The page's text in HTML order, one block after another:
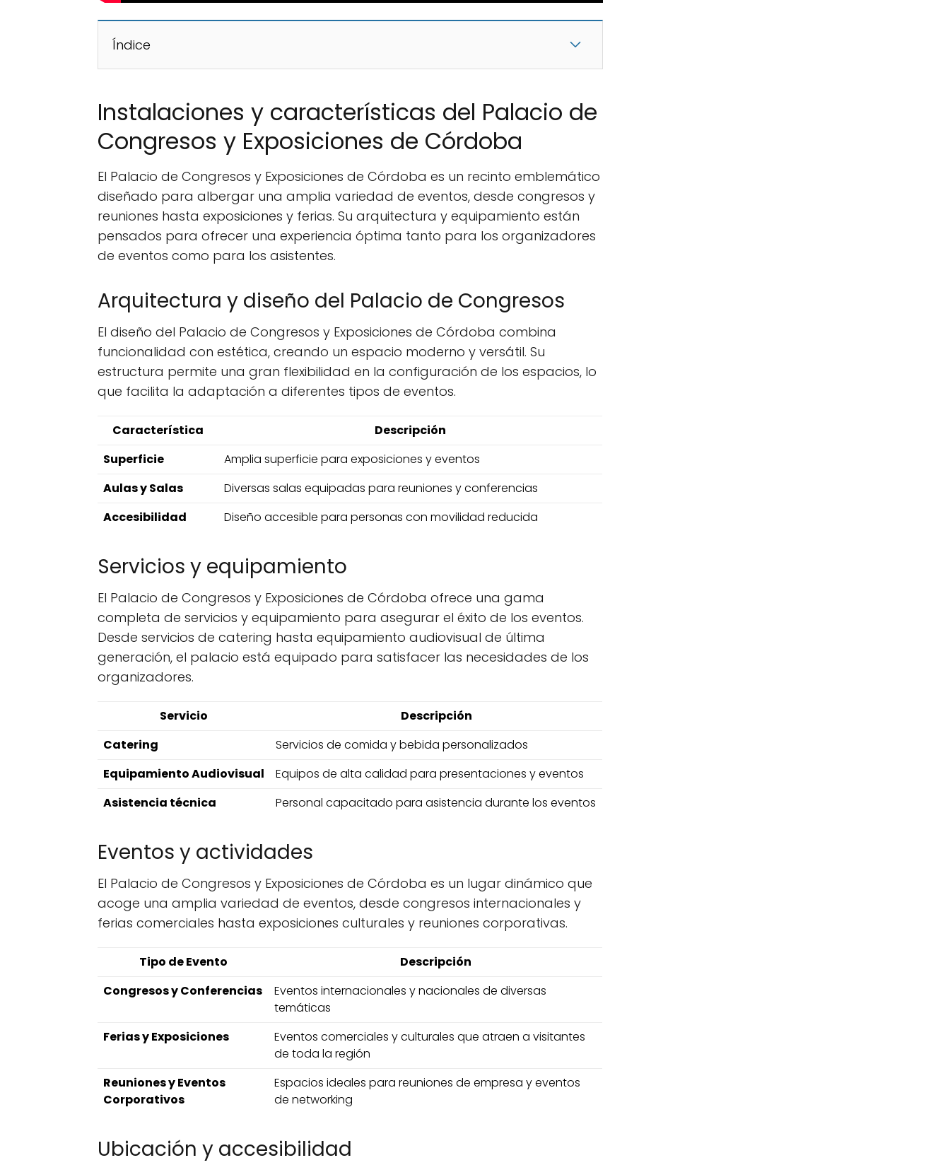
Índice
Instalaciones y características del Palacio de
Congresos y Exposiciones de Córdoba
El Palacio de Congresos y Exposiciones de Córdoba es un recinto emblemático
diseñado para albergar una amplia variedad de eventos, desde congresos y
reuniones hasta exposiciones y ferias. Su arquitectura y equipamiento están
pensados para ofrecer una experiencia óptima tanto para los organizadores
de eventos como para los asistentes.
Arquitectura y diseño del Palacio de Congresos
El diseño del Palacio de Congresos y Exposiciones de Córdoba combina
funcionalidad con estética, creando un espacio moderno y versátil. Su
estructura permite una gran flexibilidad en la configuración de los espacios, lo
que facilita la adaptación a diferentes tipos de eventos.
Característica
Descripción
Superficie
Amplia superficie para exposiciones y eventos
Aulas y Salas
Diversas salas equipadas para reuniones y conferencias
Accesibilidad
Diseño accesible para personas con movilidad reducida
Servicios y equipamiento
El Palacio de Congresos y Exposiciones de Córdoba ofrece una gama
completa de servicios y equipamiento para asegurar el éxito de los eventos.
Desde servicios de catering hasta equipamiento audiovisual de última
generación, el palacio está equipado para satisfacer las necesidades de los
organizadores.
Servicio
Descripción
Catering
Servicios de comida y bebida personalizados
Equipamiento Audiovisual
Equipos de alta calidad para presentaciones y eventos
Asistencia técnica
Personal capacitado para asistencia durante los eventos
Eventos y actividades
El Palacio de Congresos y Exposiciones de Córdoba es un lugar dinámico que
acoge una amplia variedad de eventos, desde congresos internacionales y
ferias comerciales hasta exposiciones culturales y reuniones corporativas.
Tipo de Evento
Descripción
Congresos y Conferencias
Eventos internacionales y nacionales de diversas
temáticas
Ferias y Exposiciones
Eventos comerciales y culturales que atraen a visitantes
de toda la región
Reuniones y Eventos
Corporativos
Espacios ideales para reuniones de empresa y eventos
de networking
Ubicación y accesibilidad